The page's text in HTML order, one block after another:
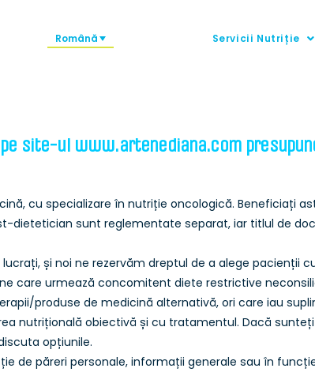
Română Servicii Nutriție
site-ul www.artenediana.com
cu specializare în nutriție oncologică. Beneficiați
dietetician sunt reglementate separat, iar titlul de
și noi ne rezervăm dreptul de a alege pacienții
care urmează concomitent diete restrictive
produse de medicină alternativă, ori care iau
nutrițională obiectivă și cu tratamentul. Dacă
opțiunile.
de păreri personale, informații generale sau în